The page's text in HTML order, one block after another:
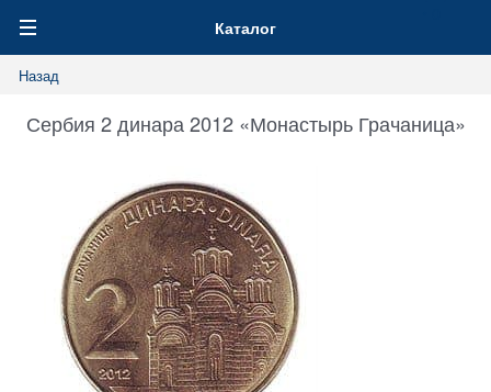
Каталог
Назад
Сербия 2 динара 2012 «Монастырь Грачаница»